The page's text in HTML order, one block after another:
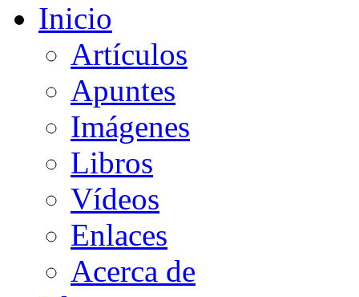
Inicio
Artículos
Apuntes
Imágenes
Libros
Vídeos
Enlaces
Acerca de